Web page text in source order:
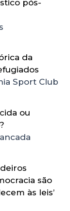
pós-
da
Sport Club
ou
são
às leis’